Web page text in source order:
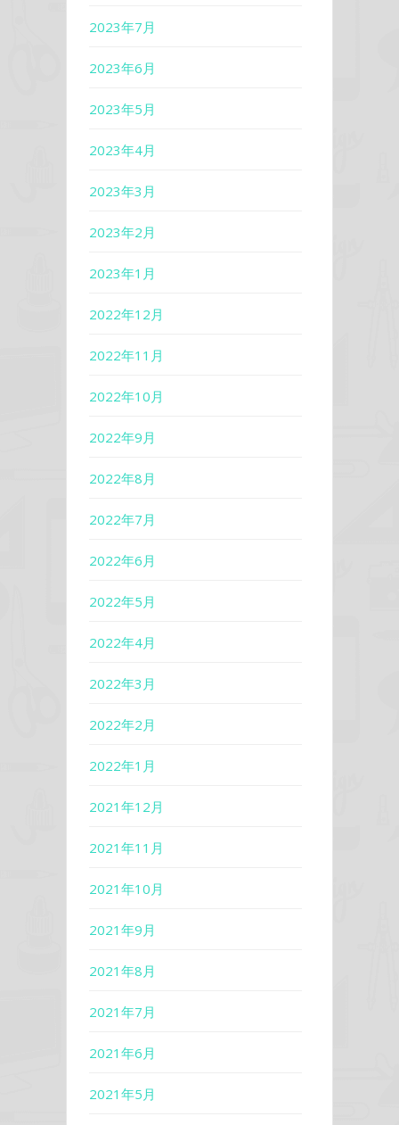
2023年7月
2023年6月
2023年5月
2023年4月
2023年3月
2023年2月
2023年1月
2022年12月
2022年11月
2022年10月
2022年9月
2022年8月
2022年7月
2022年6月
2022年5月
2022年4月
2022年3月
2022年2月
2022年1月
2021年12月
2021年11月
2021年10月
2021年9月
2021年8月
2021年7月
2021年6月
2021年5月